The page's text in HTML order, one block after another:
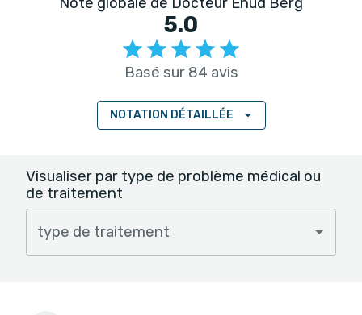
5.0
Basé sur 84 avis
NOTATION DÉTAILLÉE
Visualiser par type de problème médical ou
de traitement
type de traitement